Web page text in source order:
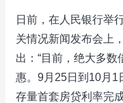
日前，在人民银行举
关情况新闻发布会上
出：“目前，绝大多
惠。9月25日到10月1
存量首套房贷利率完